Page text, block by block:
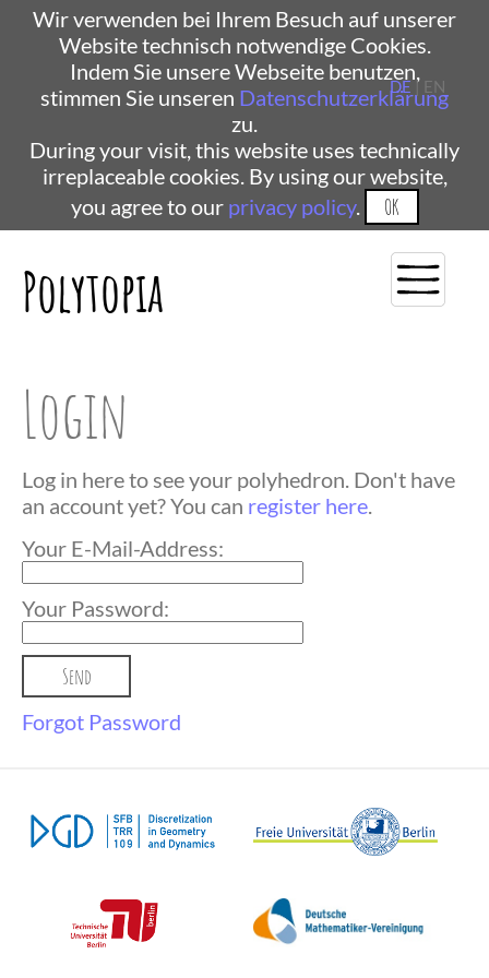
Wir verwenden bei Ihrem Besuch auf unserer
Website technisch notwendige Cookies.
Indem Sie unsere Webseite benutzen,
stimmen Sie unseren Datenschutzerklärung
zu.
During your visit, this website uses technically
irreplaceable cookies. By using our website,
you agree to our privacy policy. OK
Polytopia
DE| EN
Login
Log in here to see your polyhedron. Don't have
an account yet? You can register here.
Your E-Mail-Address:
Your Password:
Forgot Password